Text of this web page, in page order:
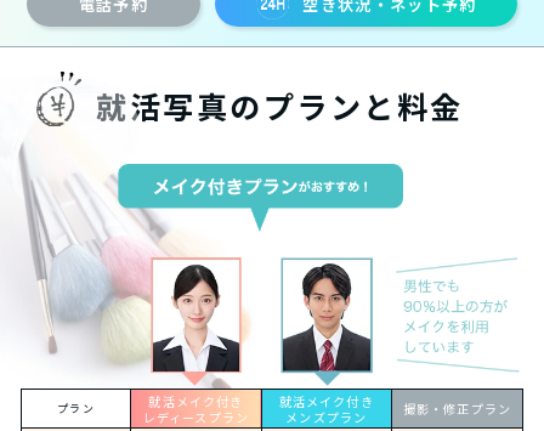
就活写真のプランと料金
プラン
就活メイク付き
レディースプラン
就活メイク付き
メンズプラン
撮影・修正プラン